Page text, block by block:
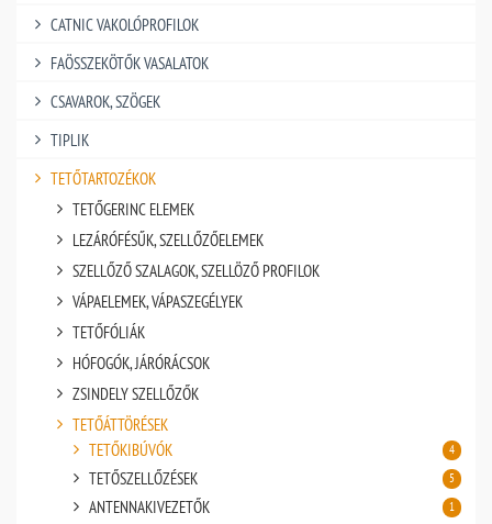
CATNIC VAKOLÓPROFILOK
FAÖSSZEKÖTŐK VASALATOK
CSAVAROK, SZÖGEK
TIPLIK
TETŐTARTOZÉKOK
TETŐGERINC ELEMEK
LEZÁRÓFÉSŰK, SZELLŐZŐELEMEK
SZELLŐZŐ SZALAGOK, SZELLÖZŐ PROFILOK
VÁPAELEMEK, VÁPASZEGÉLYEK
TETŐFÓLIÁK
HÓFOGÓK, JÁRÓRÁCSOK
ZSINDELY SZELLŐZŐK
TETŐÁTTÖRÉSEK
TETŐKIBÚVÓK
4
TETŐSZELLŐZÉSEK 5
ANTENNAKIVEZETŐK 1